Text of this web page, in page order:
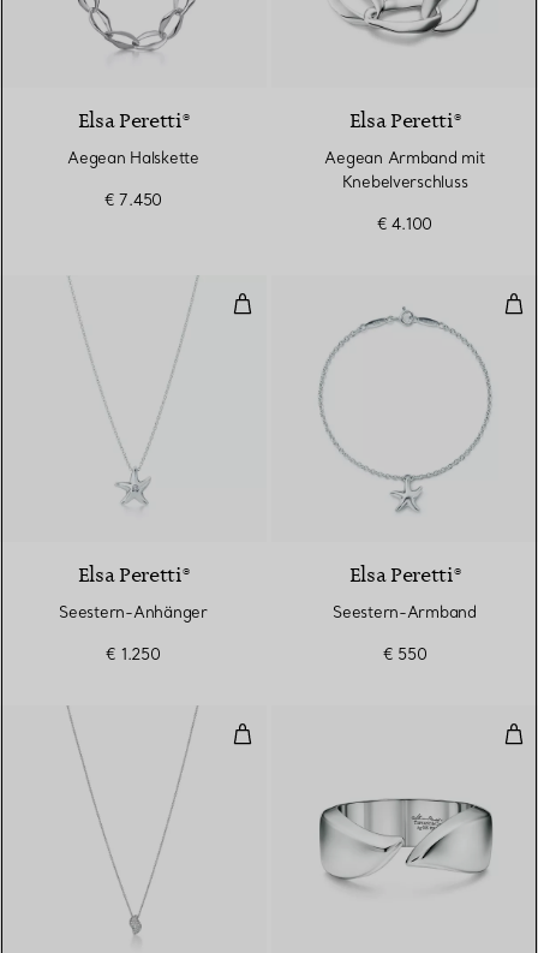
Elsa Peretti®
Aegean Halskette
€ 7.450
Elsa Peretti®
Aegean Armband mit
Knebelverschluss
€ 4.100
Seestern-Anhänger
Elsa Peretti®
Seestern-Anhänger
€ 1.250
Elsa Peretti®
Seestern-Armband
€ 550
Mini Anhänger im Federdesign,